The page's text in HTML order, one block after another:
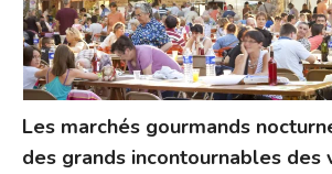
Les marchés gourmands
des grands incontournables des